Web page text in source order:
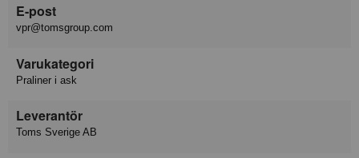
E-post
vpr@tomsgroup.com
Varukategori
Praliner i ask
Leverantör
Toms Sverige AB